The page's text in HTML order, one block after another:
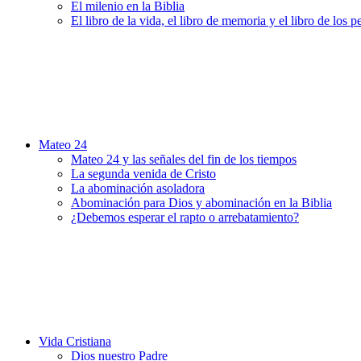
El milenio en la Biblia
El libro de la vida, el libro de memoria y el libro de los
Mateo 24
Mateo 24 y las señales del fin de los tiempos
La segunda venida de Cristo
La abominación asoladora
Abominación para Dios y abominación en la Biblia
¿Debemos esperar el rapto o arrebatamiento?
Vida Cristiana
Dios nuestro Padre